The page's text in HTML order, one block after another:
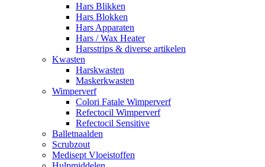
Hars Blikken
Hars Blokken
Hars Apparaten
Hars / Wax Heater
Harsstrips & diverse artikelen
Kwasten
Harskwasten
Maskerkwasten
Wimperverf
Colori Fatale Wimperverf
Refectocil Wimperverf
Refectocil Sensitive
Balletnaalden
Scrubzout
Medisept Vloeistoffen